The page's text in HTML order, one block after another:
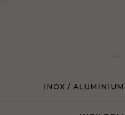
INOX / ALUMINIUM